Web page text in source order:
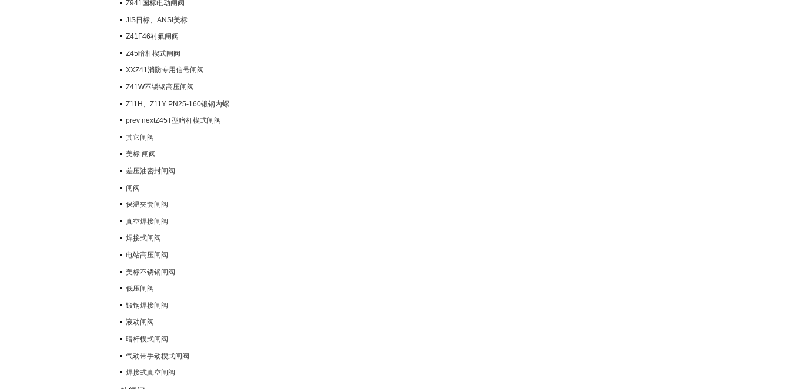
Z941国标电动闸阀
JIS日标、ANSI美标
Z41F46衬氟闸阀
Z45暗杆楔式闸阀
XXZ41消防专用信号闸阀
Z41W不锈钢高压闸阀
Z11H、Z11Y PN25-160锻钢内螺
纹楔式闸阀
prev nextZ45T型暗杆楔式闸阀
其它闸阀
美标 闸阀
差压油密封闸阀
闸阀
保温夹套闸阀
真空焊接闸阀
焊接式闸阀
电站高压闸阀
美标不锈钢闸阀
低压闸阀
锻钢焊接闸阀
液动闸阀
暗杆楔式闸阀
气动带手动楔式闸阀
焊接式真空闸阀